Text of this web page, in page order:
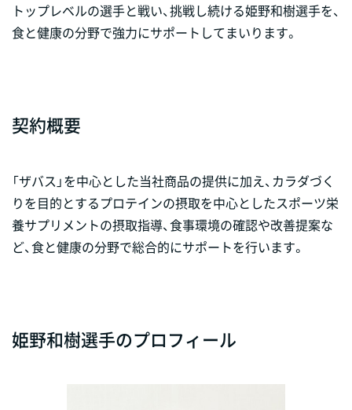
トップレベルの選手と戦い、挑戦し続ける姫野和樹選手を、
食と健康の分野で強力にサポートしてまいります。
契約概要
「ザバス」を中心とした当社商品の提供に加え、カラダづく
りを目的とするプロテインの摂取を中心としたスポーツ栄
養サプリメントの摂取指導、食事環境の確認や改善提案な
ど、食と健康の分野で総合的にサポートを行います。
姫野和樹選手のプロフィール